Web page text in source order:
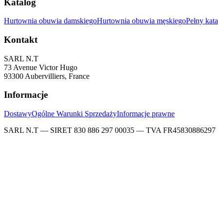
Hurtownia obuwia damskiegoHurtownia obuwia męskiegoPełny
Kontakt
SARL N.T
73 Avenue Victor Hugo
93300 Aubervilliers, France
Informacje
DostawyOgólne Warunki SprzedażyInformacje prawne
SARL N.T — SIRET 830 886 297 00035 — TVA FR45830886297